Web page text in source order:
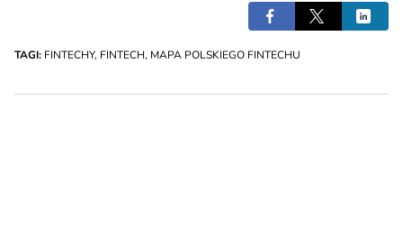
TAGI: FINTECHY, FINTECH, MAPA POLSKIEGO FINTECHU